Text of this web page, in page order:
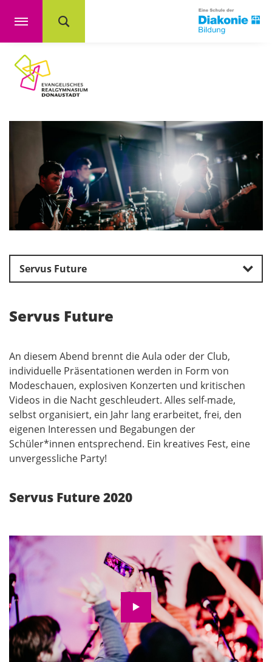
Servus Future
Servus Future
An diesem Abend brennt die Aula oder der Club,
individuelle Präsentationen werden in Form von
Modeschauen, explosiven Konzerten und kritischen
Videos in die Nacht geschleudert. Alles self-made,
selbst organisiert, ein Jahr lang erarbeitet, frei, den
eigenen Interessen und Begabungen der
Schüler*innen entsprechend. Ein kreatives Fest, eine
unvergessliche Party!
Servus Future 2020
Wir möchten Sie darauf hinweisen, dass nach
der Aktivierung Daten an Youtube übermittelt
werden.Zur Datenschutzerklärung
Video aktivieren